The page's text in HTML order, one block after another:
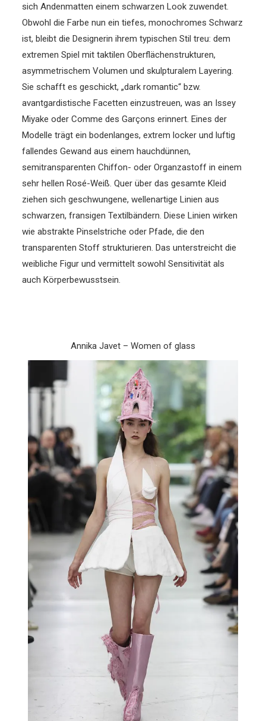
sich Andenmatten einem schwarzen Look zuwendet.
Obwohl die Farbe nun ein tiefes, monochromes Schwarz
ist, bleibt die Designerin ihrem typischen Stil treu: dem
extremen Spiel mit taktilen Oberflächenstrukturen,
asymmetrischem Volumen und skulpturalem Layering.
Sie schafft es geschickt, „dark romantic“ bzw.
avantgardistische Facetten einzustreuen, was an Issey
Miyake oder Comme des Garçons erinnert.Eines der
Modelle trägt ein bodenlanges, extrem locker und luftig
fallendes Gewand aus einem hauchdünnen,
semitransparenten Chiffon- oder Organzastoff in einem
sehr hellen Rosé-Weiß. Quer über das gesamte Kleid
ziehen sich geschwungene, wellenartige Linien aus
schwarzen, fransigen Textilbändern. Diese Linien wirken
wie abstrakte Pinselstriche oder Pfade, die den
transparenten Stoff strukturieren. Das unterstreicht die
weibliche Figur und vermittelt sowohl Sensitivität als
auch Körperbewusstsein.
Annika Javet – Women of glass